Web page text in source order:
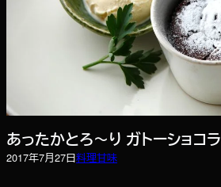
あったかとろ～り ガトーショコラ
2017年7月27日料理甘味